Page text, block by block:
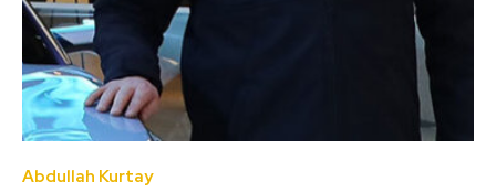
Abdullah Kurtay